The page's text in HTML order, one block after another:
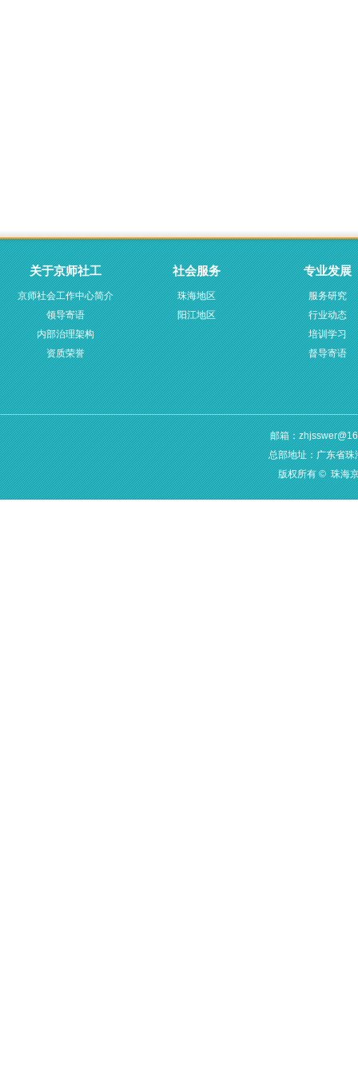
关于京师社工
京师社会工作中心简介
领导寄语
内部治理架构
资质荣誉
社会服务
珠海地区
阳江地区
专业发展
服务研究
行业动态
培训学习
督导寄语
邮箱：
总部地址：广东省
版权所有 © 珠海